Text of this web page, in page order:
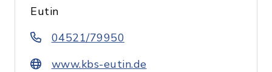
Eutin
04521/79950
www.kbs-eutin.de